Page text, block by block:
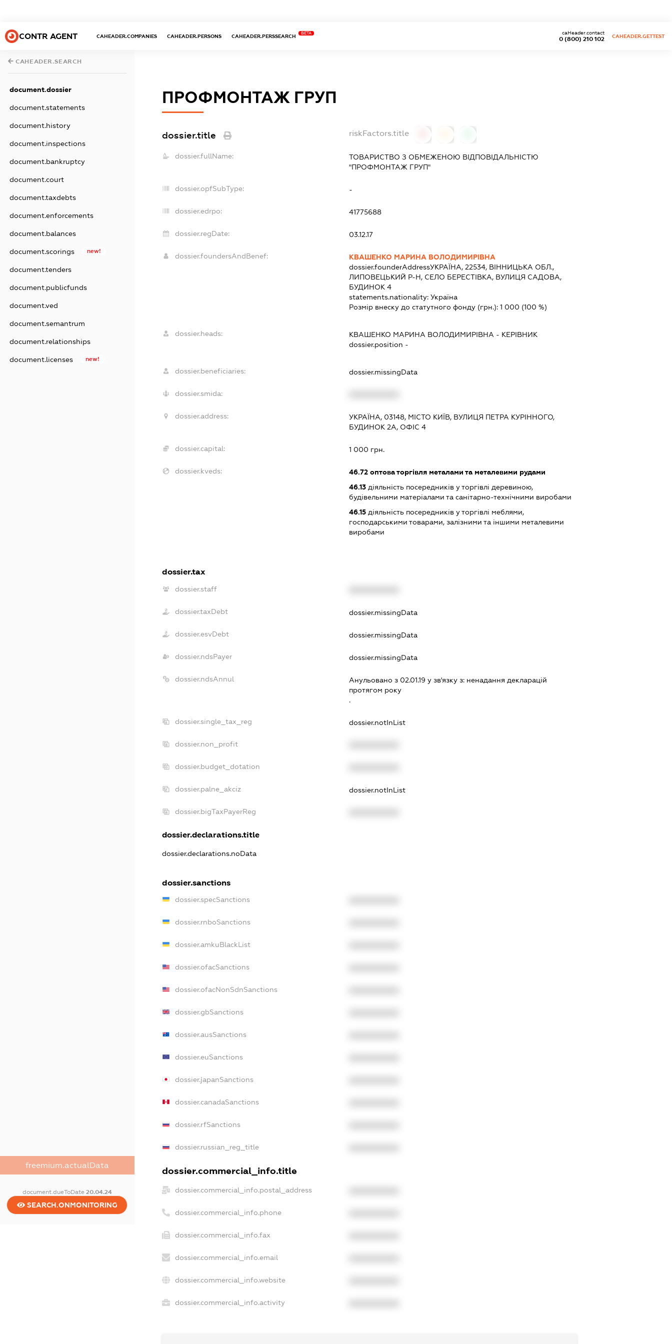
CONTR AGENT CAHEADER.COMPANIES CAHEADER.PERSONS CAHEADER.PERSSEARCH
BETA
0 (800) 210 102
caHeader.contact
CAHEADER.GETTEST
CAHEADER.SEARCH
document.dossier
document.statements
document.history
document.inspections
document.bankruptcy
document.court
document.taxdebts
document.enforcements
document.balances
document.scorings new!
document.tenders
document.publicfunds
document.ved
document.semantrum
document.relationships
document.licenses new!
freemium.actualData
document.dueToDate 20.04.24
SEARCH.ONMONITORING
ПРОФМОНТАЖ ГРУП
dossier.title riskFactors.title
dossier.fullName:
ТОВАРИСТВО З ОБМЕЖЕНОЮ ВІДПОВІДАЛЬНІСТЮ
"ПРОФМОНТАЖ ГРУП"
dossier.opfSubType: -
dossier.edrpo: 41775688
dossier.regDate: 03.12.17
dossier.foundersAndBenef:
КВАШЕНКО МАРИНА ВОЛОДИМИРІВНА
dossier.founderAddressУКРАЇНА, 22534, ВІННИЦЬКА ОБЛ.,
ЛИПОВЕЦЬКИЙ Р-Н, СЕЛО БЕРЕСТІВКА, ВУЛИЦЯ САДОВА,
БУДИНОК 4
statements.nationality: Україна
Розмір внеску до статутного фонду (грн.): 1 000 (100 %)
dossier.heads: КВАШЕНКО МАРИНА ВОЛОДИМИРІВНА - КЕРІВНИК
dossier.position -
dossier.beneficiaries: dossier.missingData
dossier.smida:
dossier.address:
УКРАЇНА, 03148, МІСТО КИЇВ, ВУЛИЦЯ ПЕТРА КУРІННОГО,
БУДИНОК 2А, ОФІС 4
dossier.capital: 1 000 грн.
dossier.kveds: 46.72оптова торгівля металами та металевими рудами
46.13діяльність посередників у торгівлі деревиною,
будівельними матеріалами та санітарно-технічними виробами
46.15діяльність посередників у торгівлі меблями,
господарськими товарами, залізними та іншими металевими
виробами
dossier.tax
dossier.staff
dossier.taxDebt dossier.missingData
dossier.esvDebt dossier.missingData
dossier.ndsPayer dossier.missingData
dossier.ndsAnnul Анульовано з 02.01.19 у зв'язку з: ненадання декларацiй
протягом року
.
dossier.single_tax_reg dossier.notInList
dossier.non_profit
dossier.budget_dotation
dossier.palne_akciz dossier.notInList
dossier.bigTaxPayerReg
dossier.declarations.title
dossier.declarations.noData
dossier.sanctions
dossier.specSanctions
dossier.rnboSanctions
dossier.amkuBlackList
dossier.ofacSanctions
dossier.ofacNonSdnSanctions
dossier.gbSanctions
dossier.ausSanctions
dossier.euSanctions
dossier.japanSanctions
dossier.canadaSanctions
dossier.rfSanctions
dossier.russian_reg_title
dossier.commercial_info.title
dossier.commercial_info.postal_address
dossier.commercial_info.phone
dossier.commercial_info.fax
dossier.commercial_info.email
dossier.commercial_info.website
dossier.commercial_info.activity